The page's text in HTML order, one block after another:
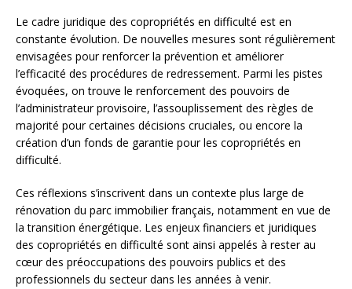
Le cadre juridique des copropriétés en difficulté est en
constante évolution. De nouvelles mesures sont régulièrement
envisagées pour renforcer la prévention et améliorer
l’efficacité des procédures de redressement. Parmi les pistes
évoquées, on trouve le renforcement des pouvoirs de
l’administrateur provisoire, l’assouplissement des règles de
majorité pour certaines décisions cruciales, ou encore la
création d’un fonds de garantie pour les copropriétés en
difficulté.
Ces réflexions s’inscrivent dans un contexte plus large de
rénovation du parc immobilier français, notamment en vue de
la transition énergétique. Les enjeux financiers et juridiques
des copropriétés en difficulté sont ainsi appelés à rester au
cœur des préoccupations des pouvoirs publics et des
professionnels du secteur dans les années à venir.